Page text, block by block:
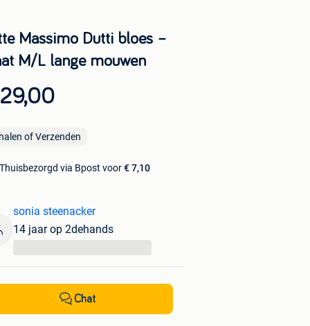
Massimo Dutti bloes –
M/L lange mouwen
of Verzenden
Thuisbezorgd via Bpost voor€ 7,10
sonia steenacker
14 jaar op 2dehands
Chat